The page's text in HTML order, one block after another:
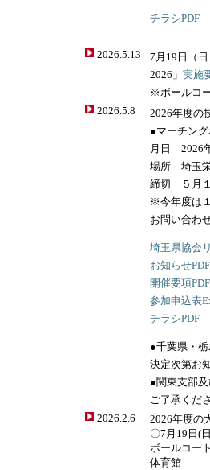
チラシPDF
2026.5.13
7月19日（
2026」 実施
※ボールコ
2026.5.8
2026年度の
●マーチン
月日 2026
場所 埼玉
締切 ５月１
※今年度は
お問い合わ
埼玉県協会
お知らせPDF
開催要項PDF
参加申込表
チラシPDF
●千葉県・
決定次第お
●関東支部
ご了承くだ
2026.2.6
2026年度の
〇7月19日(
ボールコー
体育館